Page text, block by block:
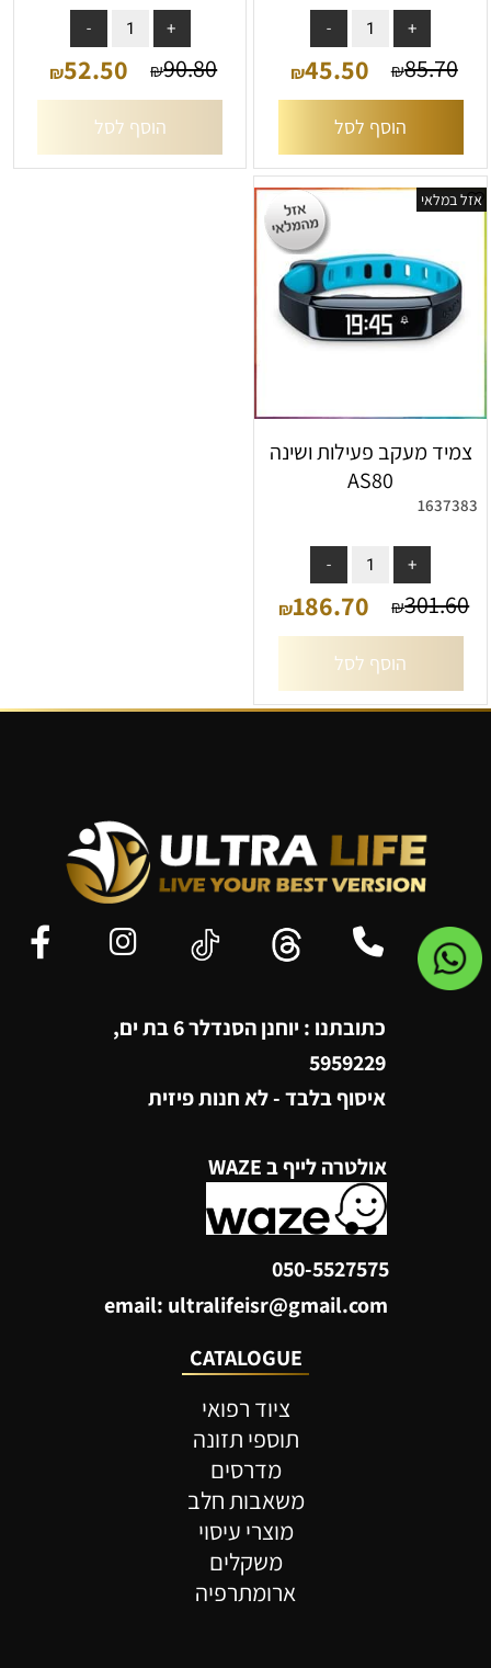
₪85.70
₪45.50
הוסף לסל
₪90.80
₪52.50
הוסף לסל
אזל במלאי
צמיד מעקב פעילות ושינה
AS80
1637383
₪301.60
₪186.70
הוסף לסל
כתובתנו : יוחנן הסנדלר 6 בת ים,
5959229
איסוף בלבד - לא חנות פיזית
אולטרה לייף ב WAZE
050-5527575
email: ultralifeisr@gmail.com
CATALOGUE
ציוד רפואי
תוספי תזונה
מדרסים
משאבות חלב
מוצרי עיסוי
משקלים
ארומתרפיה